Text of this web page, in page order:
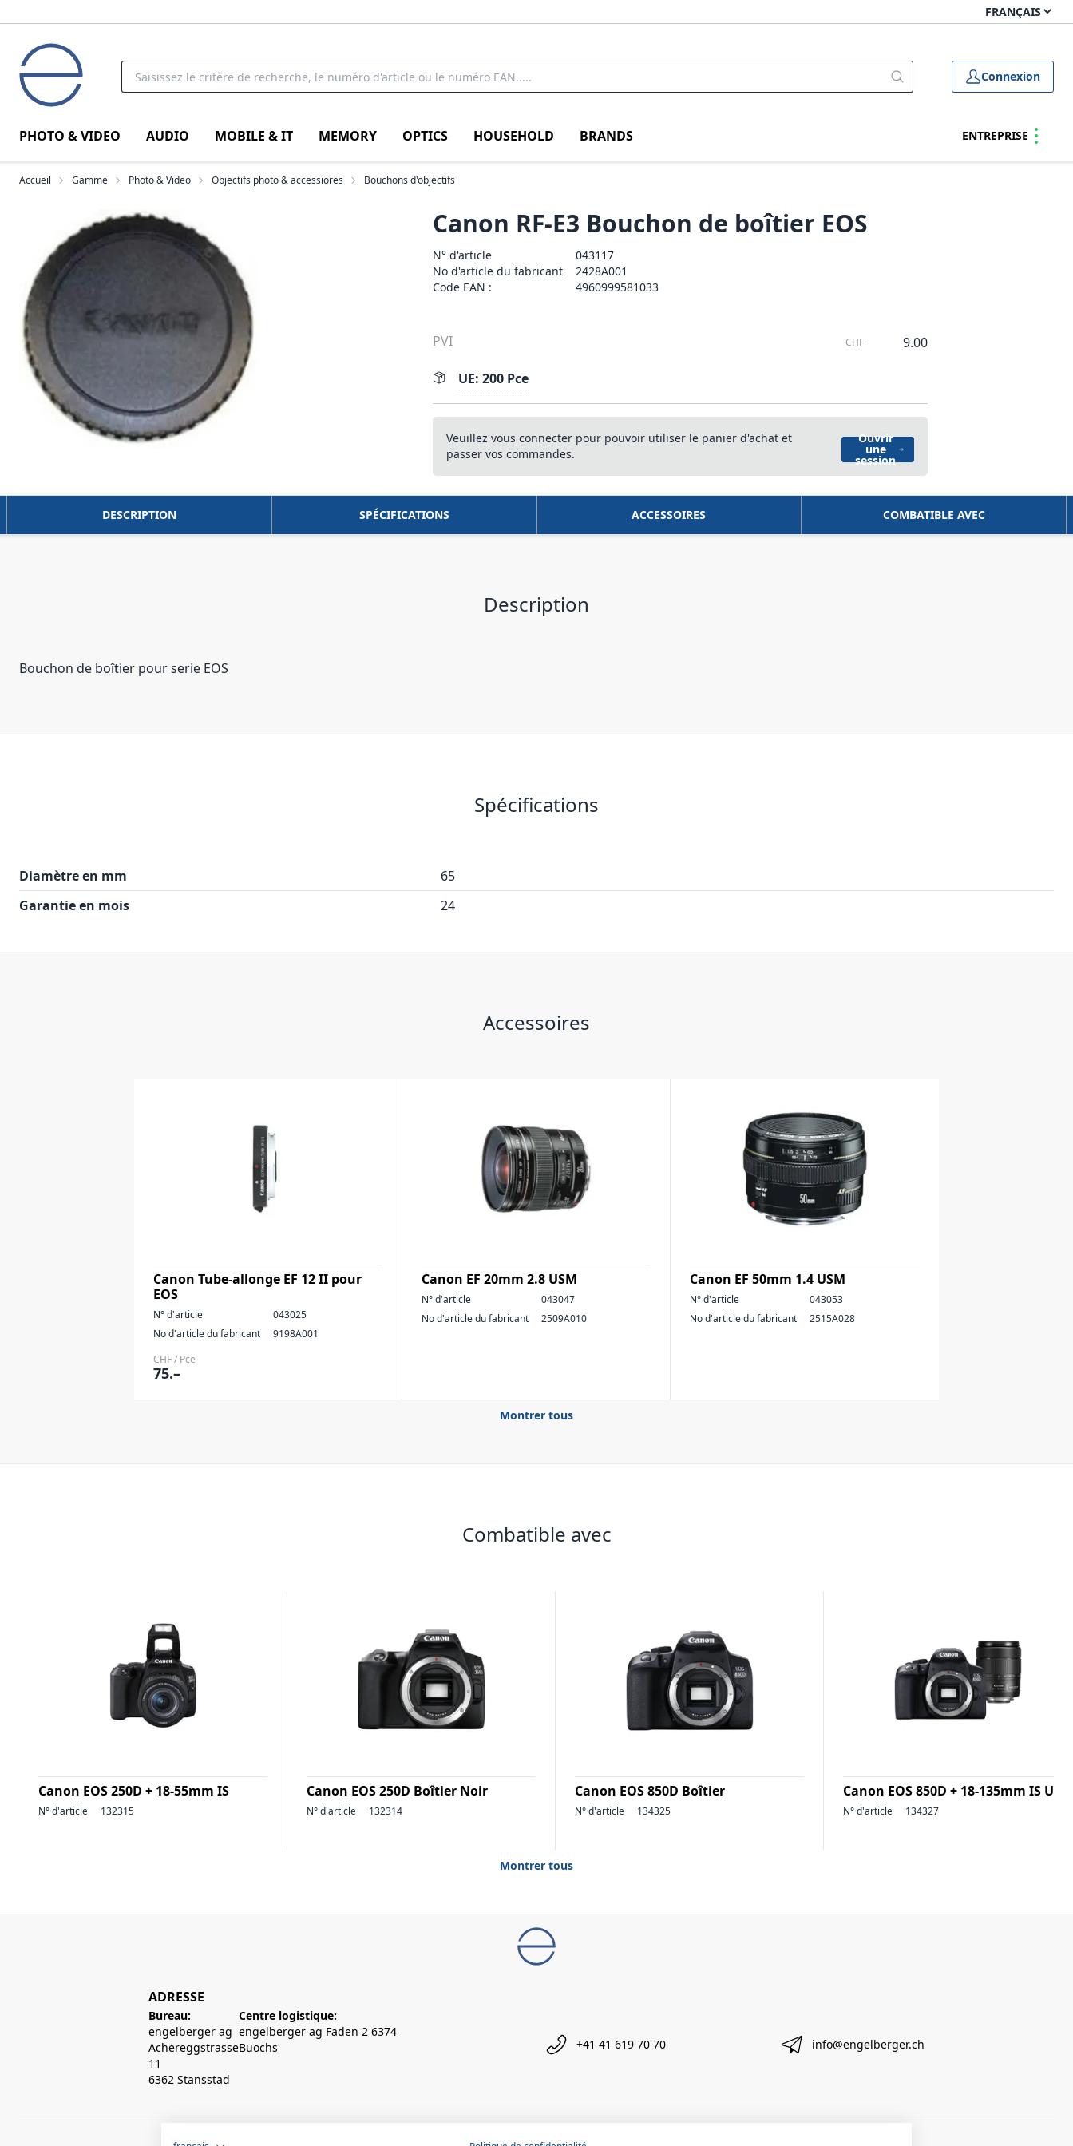
Connexion
PHOTO & VIDEO AUDIO MOBILE & IT MEMORY OPTICS HOUSEHOLD BRANDS ENTREPRISE
Accueil Gamme Photo & Video Objectifs photo & accessiores Bouchons d'objectifs
Canon RF-E3 Bouchon de boîtier EOS
N° d'article
043117
No d'article du fabricant
2428A001
Code EAN :
4960999581033
PVI CHF 9.00
UE: 200 Pce
Veuillez vous connecter pour pouvoir utiliser le panier d'achat et
passer vos commandes.
Ouvrir
une
session
DESCRIPTION SPÉCIFICATIONS ACCESSOIRES COMBATIBLE AVEC
Description
Bouchon de boîtier pour serie EOS
Spécifications
Diamètre en mm
65
Garantie en mois
24
Accessoires
Canon Tube-allonge EF 12 II pour
EOS
N° d'article
043025
No d'article du fabricant
9198A001
CHF / Pce
75.–
Canon EF 20mm 2.8 USM
N° d'article
043047
No d'article du fabricant
2509A010
Canon EF 50mm 1.4 USM
N° d'article
043053
No d'article du fabricant
2515A028
Montrer tous
Combatible avec
Canon EOS 250D + 18-55mm IS
N° d'article 132315
Canon EOS 250D Boîtier Noir
N° d'article 132314
Canon EOS 850D Boîtier
N° d'article 134325
Canon EOS 850D + 18-135mm IS USM
N° d'article 134327
Montrer tous
ADRESSE
Bureau:
engelberger ag
Achereggstrasse
11
6362 Stansstad
Centre logistique:
engelberger ag Faden 2 6374
Buochs
+41 41 619 70 70 info@engelberger.ch